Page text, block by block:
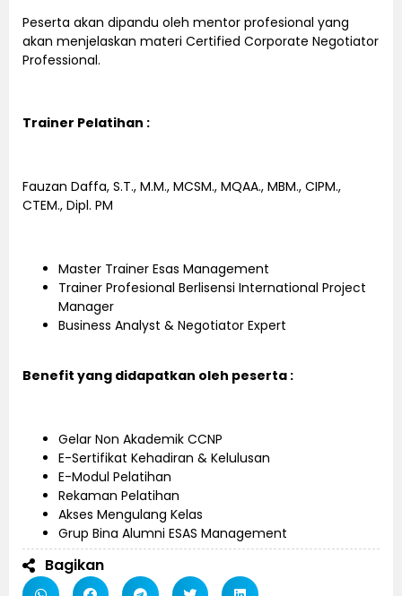
Peserta akan dipandu oleh mentor profesional yang
akan menjelaskan materi Certified Corporate Negotiator
Professional.
Trainer Pelatihan :
Fauzan Daffa, S.T., M.M., MCSM., MQAA., MBM., CIPM.,
CTEM., Dipl. PM
Master Trainer Esas Management
Trainer Profesional Berlisensi International Project
Manager
Business Analyst & Negotiator Expert
Benefit yang didapatkan oleh peserta :
Gelar Non Akademik CCNP
E-Sertifikat Kehadiran & Kelulusan
E-Modul Pelatihan
Rekaman Pelatihan
Akses Mengulang Kelas
Grup Bina Alumni ESAS Management
Bagikan